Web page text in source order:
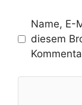
Name, E-
diesem